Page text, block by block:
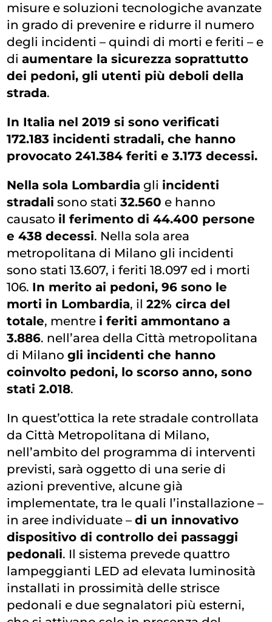
misure e soluzioni tecnologiche avanzate
in grado di prevenire e ridurre il numero
degli incidenti – quindi di morti e feriti – e
diaumentare la sicurezza soprattutto
dei pedoni, gli utenti più deboli della
strada.
In Italia nel 2019 si sono verificati
172.183 incidenti stradali, che hanno
provocato 241.384 feriti e 3.173 decessi.
Nella sola Lombardia gli incidenti
stradali sono stati32.560 e hanno
causato il ferimento di 44.400 persone
e 438 decessi. Nella sola area
metropolitana di Milano gli incidenti
sono stati 13.607, i feriti 18.097 ed i morti
106. In merito ai pedoni, 96 sono le
morti in Lombardia, il22% circa del
totale, mentre i feriti ammontano a
3.886. nell’area della Città metropolitana
di Milanogli incidenti che hanno
coinvolto pedoni, lo scorso anno, sono
stati 2.018.
In quest’ottica la rete stradale controllata
da Città Metropolitana di Milano,
nell’ambito del programma di interventi
previsti, sarà oggetto di una serie di
azioni preventive, alcune già
implementate, tra le quali l’installazione –
in aree individuate –di un innovativo
dispositivo di controllo dei passaggi
pedonali. Il sistema prevede quattro
lampeggianti LED ad elevata luminosità
installati in prossimità delle strisce
pedonali e due segnalatori più esterni,